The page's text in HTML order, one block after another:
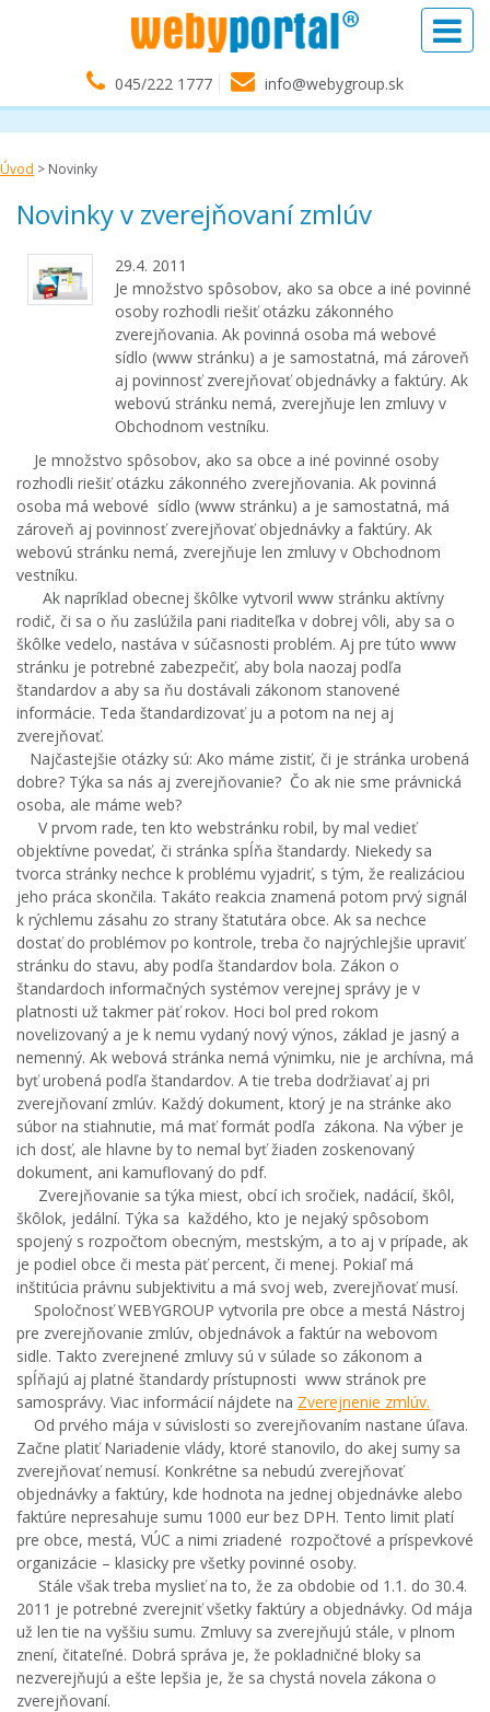
045/222 1777 info@webygroup.sk
Úvod > Novinky
Novinky v zverejňovaní zmlúv
29.4. 2011
Je množstvo spôsobov, ako sa obce a iné povinné
osoby rozhodli riešiť otázku zákonného
zverejňovania. Ak povinná osoba má webové
sídlo (www stránku) a je samostatná, má zároveň
aj povinnosť zverejňovať objednávky a faktúry. Ak
webovú stránku nemá, zverejňuje len zmluvy v
Obchodnom vestníku.
Je množstvo spôsobov, ako sa obce a iné povinné osoby
rozhodli riešiť otázku zákonného zverejňovania. Ak povinná
osoba má webové sídlo (www stránku) a je samostatná, má
zároveň aj povinnosť zverejňovať objednávky a faktúry. Ak
webovú stránku nemá, zverejňuje len zmluvy v Obchodnom
vestníku.
Ak napríklad obecnej škôlke vytvoril www stránku aktívny
rodič, či sa o ňu zaslúžila pani riaditeľka v dobrej vôli, aby sa o
škôlke vedelo, nastáva v súčasnosti problém. Aj pre túto www
stránku je potrebné zabezpečiť, aby bola naozaj podľa
štandardov a aby sa ňu dostávali zákonom stanovené
informácie. Teda štandardizovať ju a potom na nej aj
zverejňovať.
Najčastejšie otázky sú: Ako máme zistiť, či je stránka urobená
dobre? Týka sa nás aj zverejňovanie? Čo ak nie sme právnická
osoba, ale máme web?
V prvom rade, ten kto webstránku robil, by mal vedieť
objektívne povedať, či stránka spĺňa štandardy. Niekedy sa
tvorca stránky nechce k problému vyjadriť, s tým, že realizáciou
jeho práca skončila. Takáto reakcia znamená potom prvý signál
k rýchlemu zásahu zo strany štatutára obce. Ak sa nechce
dostať do problémov po kontrole, treba čo najrýchlejšie upraviť
stránku do stavu, aby podľa štandardov bola. Zákon o
štandardoch informačných systémov verejnej správy je v
platnosti už takmer päť rokov. Hoci bol pred rokom
novelizovaný a je k nemu vydaný nový výnos, základ je jasný a
nemenný. Ak webová stránka nemá výnimku, nie je archívna, má
byť urobená podľa štandardov. A tie treba dodržiavať aj pri
zverejňovaní zmlúv. Každý dokument, ktorý je na stránke ako
súbor na stiahnutie, má mať formát podľa zákona. Na výber je
ich dosť, ale hlavne by to nemal byť žiaden zoskenovaný
dokument, ani kamuflovaný do pdf.
Zverejňovanie sa týka miest, obcí ich sročiek, nadácií, škôl,
škôlok, jedální. Týka sa každého, kto je nejaký spôsobom
spojený s rozpočtom obecným, mestským, a to aj v prípade, ak
je podiel obce či mesta päť percent, či menej. Pokiaľ má
inštitúcia právnu subjektivitu a má svoj web, zverejňovať musí.
Spoločnosť WEBYGROUP vytvorila pre obce a mestá Nástroj
pre zverejňovanie zmlúv, objednávok a faktúr na webovom
sidle. Takto zverejnené zmluvy sú v súlade so zákonom a
spĺňajú aj platné štandardy prístupnosti www stránok pre
samosprávy. Viac informácií nájdete na Zverejnenie zmlúv.
Od prvého mája v súvislosti so zverejňovaním nastane úľava.
Začne platiť Nariadenie vlády, ktoré stanovilo, do akej sumy sa
zverejňovať nemusí. Konkrétne sa nebudú zverejňovať
objednávky a faktúry, kde hodnota na jednej objednávke alebo
faktúre nepresahuje sumu 1000 eur bez DPH. Tento limit platí
pre obce, mestá, VÚC a nimi zriadené rozpočtové a príspevkové
organizácie – klasicky pre všetky povinné osoby.
Stále však treba myslieť na to, že za obdobie od 1.1. do 30.4.
2011 je potrebné zverejniť všetky faktúry a objednávky. Od mája
už len tie na vyššiu sumu. Zmluvy sa zverejňujú stále, v plnom
znení, čitateľné. Dobrá správa je, že pokladničné bloky sa
nezverejňujú a ešte lepšia je, že sa chystá novela zákona o
zverejňovaní.